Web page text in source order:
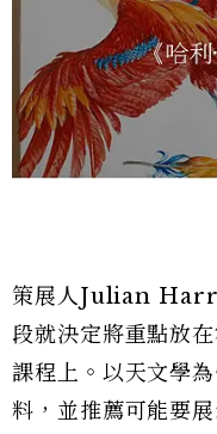
策展人Julian
段就決定將重點放
課程上。以天文學
料，並推薦可能要